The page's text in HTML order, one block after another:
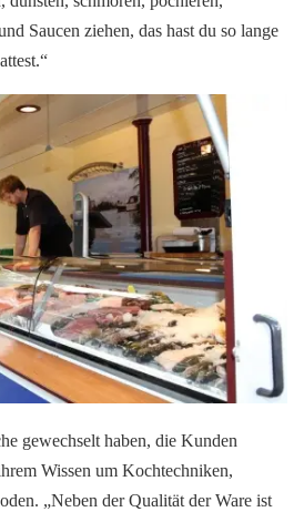
Saucen ziehen, das hast du so lange
gewechselt haben, die Kunden
Wissen um Kochtechniken,
„Neben der Qualität der Ware ist